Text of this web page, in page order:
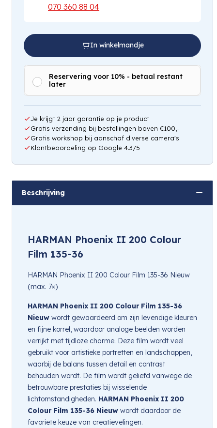
070 360 88 04
In winkelmandje
Reservering voor 10% - betaal restant
later
Je krijgt 2 jaar garantie op je product
Gratis verzending bij bestellingen boven €100,-
Gratis workshop bij aanschaf diverse camera's
Klantbeoordeling op Google 4.3/5
Beschrijving
HARMAN Phoenix II 200 Colour
Film 135-36
HARMAN Phoenix II 200 Colour Film 135-36 Nieuw
(max. 7×)
HARMAN Phoenix II 200 Colour Film 135-36
Nieuw wordt gewaardeerd om zijn levendige kleuren
en fijne korrel, waardoor analoge beelden worden
verrijkt met tijdloze charme. Deze film wordt veel
gebruikt voor artistieke portretten en landschappen,
waarbij de balans tussen detail en contrast
behouden wordt. De film wordt geliefd vanwege de
betrouwbare prestaties bij wisselende
lichtomstandigheden. HARMAN Phoenix II 200
Colour Film 135-36 Nieuw wordt daardoor de
favoriete keuze van creatievelingen.